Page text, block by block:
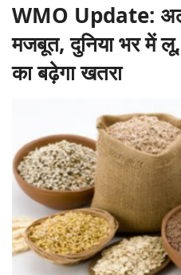
WMO Update: अल
मजबूत, दुनिया भर में
का बढ़ेगा खतरा